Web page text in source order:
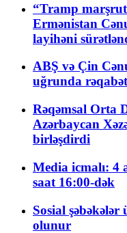
“Tramp
Ermənistan
layihəni
ABŞ və Çin
uğrunda
Rəqəmsal Orta
Azərbaycan
birləşdirdi
Media icmalı: 4
saat 16:00-dək
Sosial
olunur